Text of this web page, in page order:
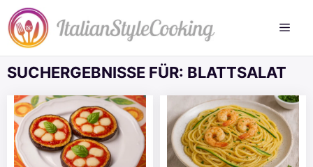
Zum
Inhalt
springen
SUCHERGEBNISSE FÜR: BLATTSALAT